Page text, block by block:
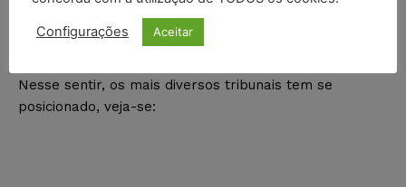
demonstrar que o requerente seja propenso a praticar
tais atos.
Nesse sentir, os mais diversos tribunais tem se
posicionado, veja-se:
Configurações Aceitar